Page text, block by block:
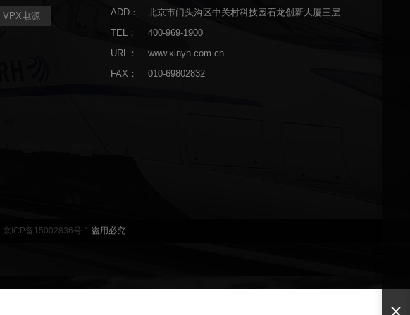
VPX电源 ADD：
北京市门头沟区中关村科技园石龙创新大厦三层
TEL：
400-969-1900
URL：
www.xinyh.com.cn
FAX：
010-69802832
京ICP备15002836号-1 盗用必究